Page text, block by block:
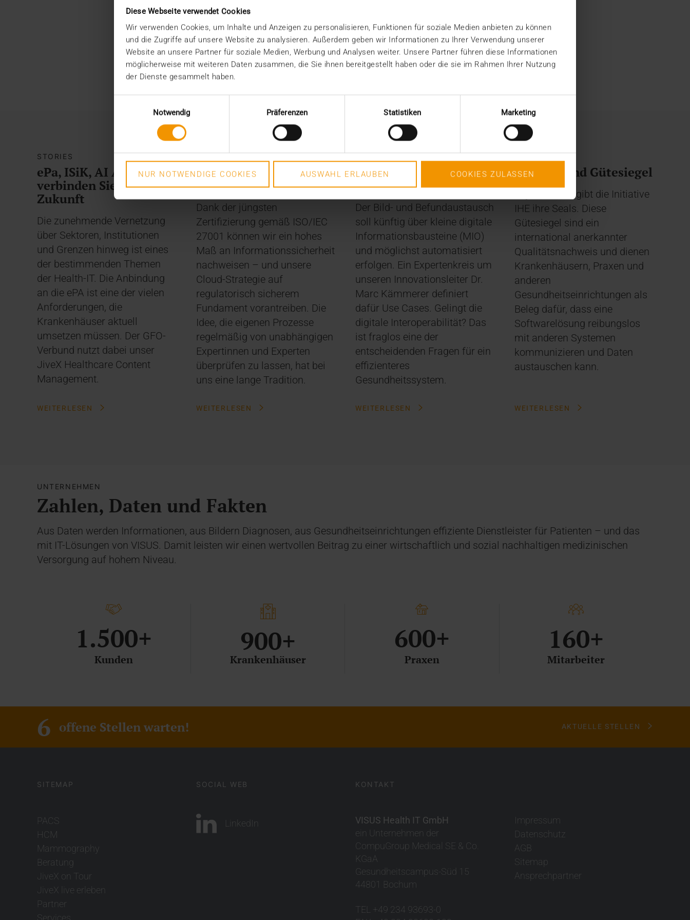
Diese Webseite verwendet Cookies
Wir verwenden Cookies, um Inhalte und Anzeigen zu personalisieren, Funktionen für soziale Medien anbieten zu können
und die Zugriffe auf unsere Website zu analysieren. Außerdem geben wir Informationen zu Ihrer Verwendung unserer
Website an unsere Partner für soziale Medien, Werbung und Analysen weiter. Unsere Partner führen diese Informationen
möglicherweise mit weiteren Daten zusammen, die Sie ihnen bereitgestellt haben oder die sie im Rahmen Ihrer Nutzung
der Dienste gesammelt haben.
Notwendig
Präferenzen Statistiken Marketing
NUR NOTWENDIGE COOKIES AUSWAHL ERLAUBEN COOKIES ZULASSEN
ZUM REPORT
STORIES
ePa, ISiK, AI Act: Wir
verbinden Sie mit der
Zukunft
Die zunehmende Vernetzung
über Sektoren, Institutionen
und Grenzen hinweg ist eines
der bestimmenden Themen
der Health-IT. Die Anbindung
an die ePA ist eine der vielen
Anforderungen, die
Krankenhäuser aktuell
umsetzen müssen. Der GFO-
Verbund nutzt dabei unser
JiveX Healthcare Content
Management.
WEITERLESEN
Mehr Sicherheit durch
ISO
Dank der jüngsten
Zertifizierung gemäß ISO/IEC
27001 können wir ein hohes
Maß an Informationssicherheit
nachweisen – und unsere
Cloud-Strategie auf
regulatorisch sicherem
Fundament vorantreiben. Die
Idee, die eigenen Prozesse
regelmäßig von unabhängigen
Expertinnen und Experten
überprüfen zu lassen, hat bei
uns eine lange Tradition.
WEITERLESEN
Die vielen Wege des
MIO
Der Bild- und Befundaustausch
soll künftig über kleine digitale
Informationsbausteine (MIO)
und möglichst automatisiert
erfolgen. Ein Expertenkreis um
unseren Innovationsleiter Dr.
Marc Kämmerer definiert
dafür Use Cases. Gelingt die
digitale Interoperabilität? Das
ist fraglos eine der
entscheidenden Fragen für ein
effizienteres
Gesundheitssystem.
WEITERLESEN
Ein Dutzend Gütesiegel
Alljährlich vergibt die Initiative
IHE ihre Seals. Diese
Gütesiegel sind ein
international anerkannter
Qualitätsnachweis und dienen
Krankenhäusern, Praxen und
anderen
Gesundheitseinrichtungen als
Beleg dafür, dass eine
Softwarelösung reibungslos
mit anderen Systemen
kommunizieren und Daten
austauschen kann.
WEITERLESEN
UNTERNEHMEN
Zahlen, Daten und Fakten
Aus Daten werden Informationen, aus Bildern Diagnosen, aus Gesundheitseinrichtungen effiziente Dienstleister für Patienten – und das
mit IT-Lösungen von VISUS. Damit leisten wir einen wertvollen Beitrag zu einer wirtschaftlich und sozial nachhaltigen medizinischen
Versorgung auf hohem Niveau.
1.500+
Kunden
900+
Krankenhäuser
600+
Praxen
160+
Mitarbeiter
6 offene Stellen warten! AKTUELLE STELLEN
SITEMAP
PACS
HCM
Mammography
Beratung
JiveX on Tour
JiveX live erleben
Partner
Services
SOCIAL WEB
LinkedIn
KONTAKT
VISUS Health IT GmbH
ein Unternehmen der
CompuGroup Medical SE & Co.
KGaA
Gesundheitscampus-Süd 15
44801 Bochum
TEL +49 234 93693-0
Impressum
Datenschutz
AGB
Sitemap
Ansprechpartner